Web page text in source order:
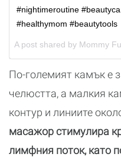
#nightimeroutine
#healthymom #beautytools
A post shared by Mommy
По-големият камък е
челюстта, а малкия
контур и линиите
масажор стимулира
лимфния поток, като